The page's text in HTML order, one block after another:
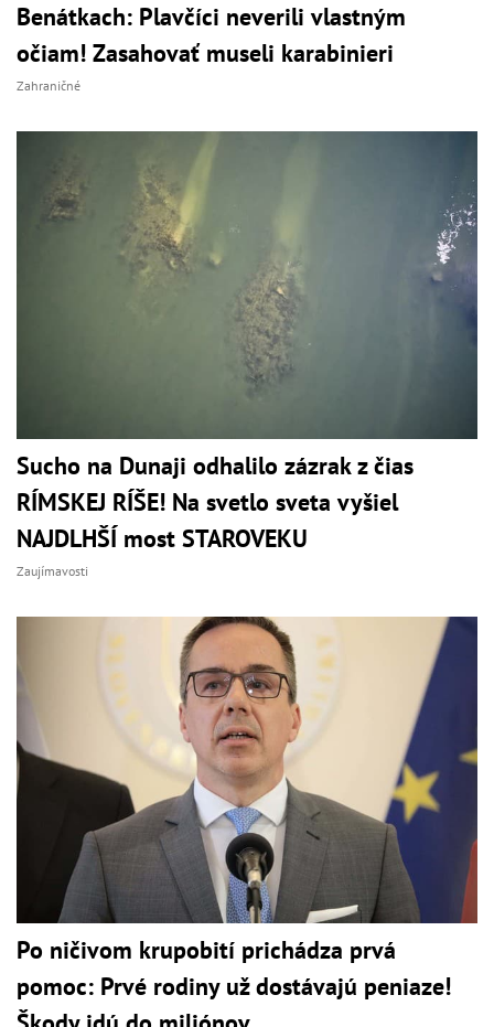
Benátkach: Plavčíci neverili vlastným
očiam! Zasahovať museli karabinieri
Zahraničné
Sucho na Dunaji odhalilo zázrak z čias
RÍMSKEJ RÍŠE! Na svetlo sveta vyšiel
NAJDLHŠÍ most STAROVEKU
Zaujímavosti
Po ničivom krupobití prichádza prvá
pomoc: Prvé rodiny už dostávajú peniaze!